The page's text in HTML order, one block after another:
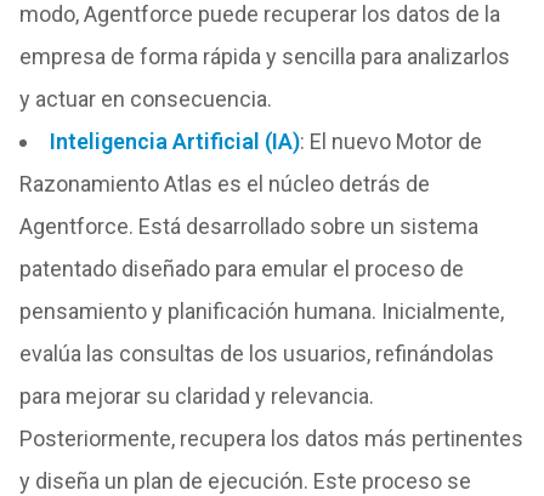
modo, Agentforce puede recuperar los datos de la
empresa de forma rápida y sencilla para analizarlos
y actuar en consecuencia.
Inteligencia Artificial (IA): El nuevo Motor de
Razonamiento Atlas es el núcleo detrás de
Agentforce. Está desarrollado sobre un sistema
patentado diseñado para emular el proceso de
pensamiento y planificación humana. Inicialmente,
evalúa las consultas de los usuarios, refinándolas
para mejorar su claridad y relevancia.
Posteriormente, recupera los datos más pertinentes
y diseña un plan de ejecución. Este proceso se